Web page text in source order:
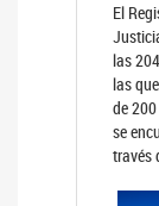
El
las
las
de
se
través